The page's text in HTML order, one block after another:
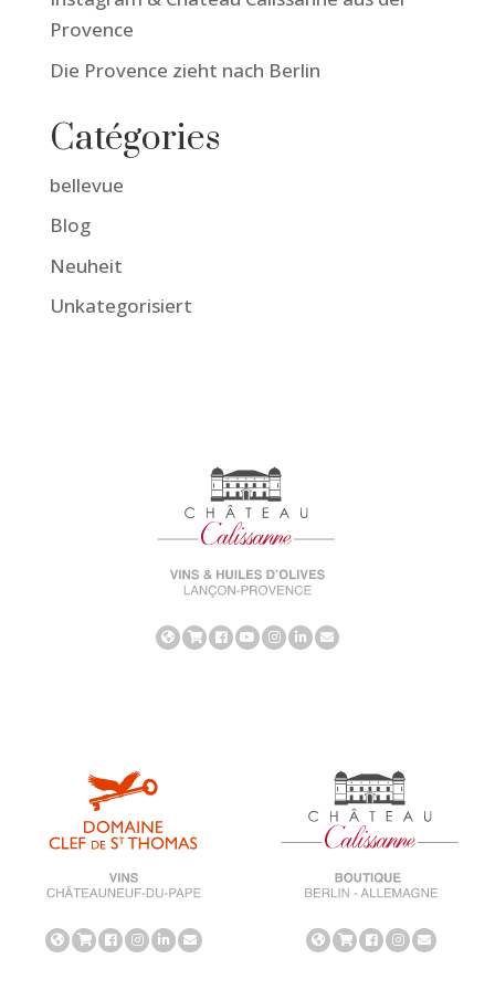
Provence
Die Provence zieht nach Berlin
Catégories
bellevue
Blog
Neuheit
Unkategorisiert